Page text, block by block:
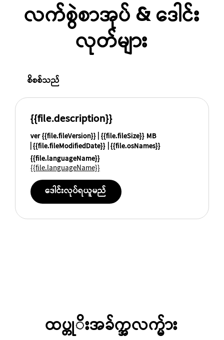
လက်စွဲစာအုပ် & ဒေါင်း
လုတ်များ
စိစစ်သည်
{{file.description}}
ver {{file.fileVersion}} {{file.fileSize}} MB
{{file.fileModifiedDate}} {{file.osNames}}
{{file.languageName}}
{{file.languageName}}
ဒေါင်းလုပ်ရယူမည်
ထပ္တုိးအခ်က္အလက္မ်ား